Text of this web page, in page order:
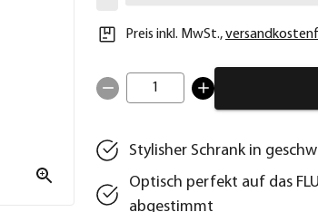
Preis inkl. MwSt.,
1
Stylisher Schrank in
Optisch perfekt auf das
abgestimmt